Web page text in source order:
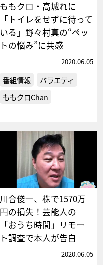
ももクロ・高城れに
「トイレをせずに待って
いる」野々村真の“ペッ
トの悩み”に共感
2020.06.05
番組情報
バラエティ
ももクロChan
川合俊一、株で1570万
円の損失！芸能人の
「おうち時間」リモー
ト調査で本人が告白
2020.06.05